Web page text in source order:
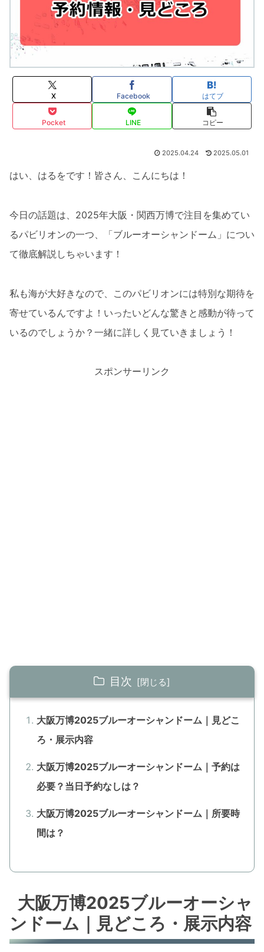
X Facebook はてブ
Pocket LINE コピー
2025.04.24 2025.05.01
はい、はるをです！皆さん、こんにちは！
今日の話題は、2025年大阪・関西万博で注目を集めてい
るパビリオンの一つ、「ブルーオーシャンドーム」につい
て徹底解説しちゃいます！
私も海が大好きなので、このパビリオンには特別な期待を
寄せているんですよ！いったいどんな驚きと感動が待って
いるのでしょうか？一緒に詳しく見ていきましょう！
スポンサーリンク
目次
大阪万博2025ブルーオーシャンドーム｜見どこ
ろ・展示内容
大阪万博2025ブルーオーシャンドーム｜予約は
必要？当日予約なしは？
大阪万博2025ブルーオーシャンドーム｜所要時
間は？
大阪万博2025ブルーオーシャ
ンドーム｜見どころ・展示内容